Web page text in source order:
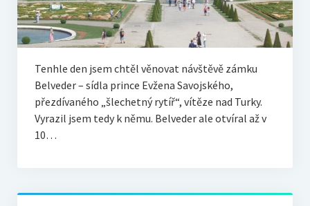
Tenhle den jsem chtěl věnovat návštěvě zámku
Belveder – sídla prince Evžena Savojského,
přezdívaného „šlechetný rytíř“, vítěze nad Turky.
Vyrazil jsem tedy k němu. Belveder ale otvíral až v
10…